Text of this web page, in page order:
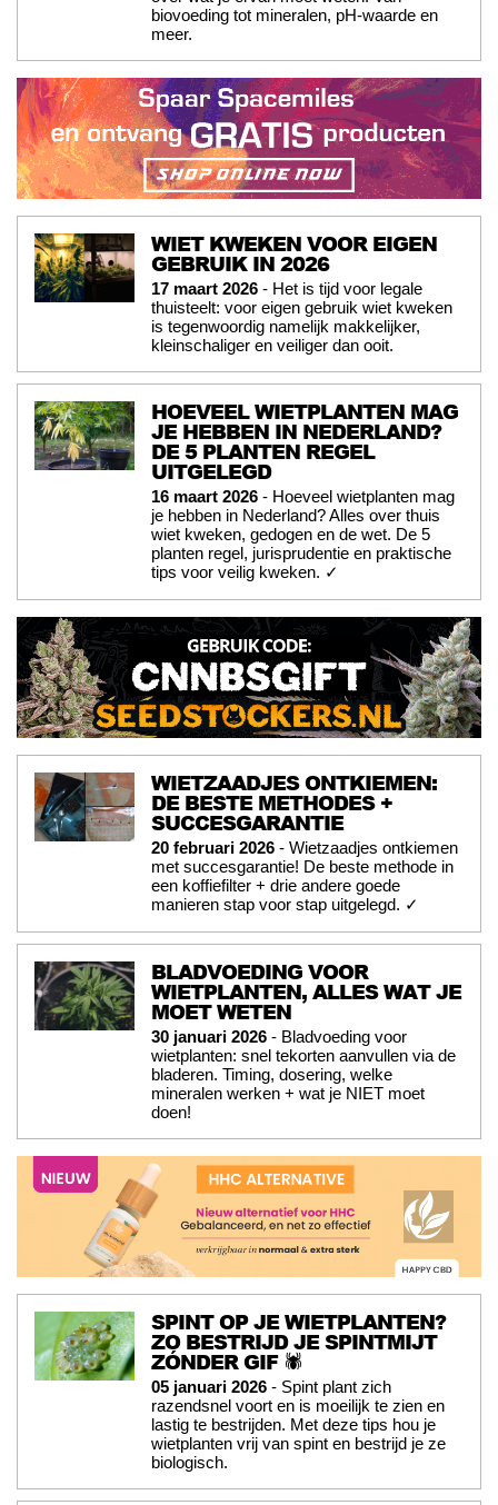
biovoeding tot mineralen, pH-waarde en
meer.
WIET KWEKEN VOOR EIGEN
GEBRUIK IN 2026
17 maart 2026 - Het is tijd voor legale
thuisteelt: voor eigen gebruik wiet kweken
is tegenwoordig namelijk makkelijker,
kleinschaliger en veiliger dan ooit.
HOEVEEL WIETPLANTEN MAG
JE HEBBEN IN NEDERLAND?
DE 5 PLANTEN REGEL
UITGELEGD
16 maart 2026 - Hoeveel wietplanten mag
je hebben in Nederland? Alles over thuis
wiet kweken, gedogen en de wet. De 5
planten regel, jurisprudentie en praktische
tips voor veilig kweken. ✓
WIETZAADJES ONTKIEMEN:
DE BESTE METHODES +
SUCCESGARANTIE
20 februari 2026 - Wietzaadjes ontkiemen
met succesgarantie! De beste methode in
een koffiefilter + drie andere goede
manieren stap voor stap uitgelegd. ✓
BLADVOEDING VOOR
WIETPLANTEN, ALLES WAT JE
MOET WETEN
30 januari 2026 - Bladvoeding voor
wietplanten: snel tekorten aanvullen via de
bladeren. Timing, dosering, welke
mineralen werken + wat je NIET moet
doen!
SPINT OP JE WIETPLANTEN?
ZO BESTRIJD JE SPINTMIJT
ZÓNDER GIF 🕷️
05 januari 2026 - Spint plant zich
razendsnel voort en is moeilijk te zien en
lastig te bestrijden. Met deze tips hou je
wietplanten vrij van spint en bestrijd je ze
biologisch.